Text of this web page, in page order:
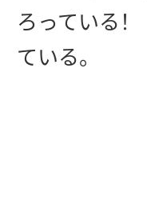
ろっている！
ている。